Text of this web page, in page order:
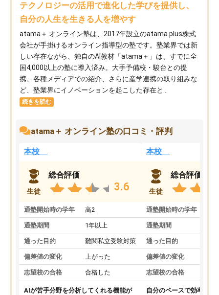
テクノロジーの活用で進化した学びを提供し、
自分の人生を生きる人を増やす
atama＋ オンライン塾は、2017年設立のatama plus株式
会社が手掛けるオンライン指導型の塾です。塾業界では新
しい存在ながら、独自のAI教材「atama＋」は、すでに全
国4,000以上の塾に導入済み。大手予備校・駿台との提
携、各種メディアでの紹介、さらに産学連携の取り組みな
ど、塾業界にイノベーションを起こした存在と...
続きを読む
atama＋ オンライン塾の口コミ・評判
本校
生徒
総合評価
3.6
通塾開始時の学年 高2
通塾期間 1年以上
通った目的 難関私立受験対策
偏差値の変化 上がった
志望校の合格 合格した
AIが苦手分野を分析してくれる機能が
本校
生徒
総合評価
通塾開始時の学年
通塾期間
通った目的
偏差値の変化
志望校の合格
自分のペースで効率よく